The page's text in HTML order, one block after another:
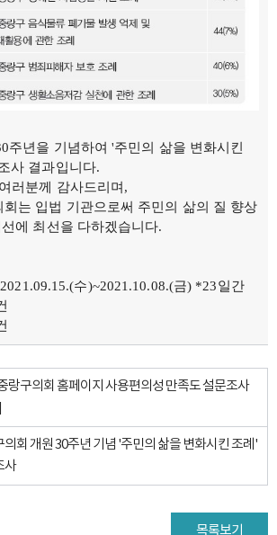
주년을 기념하여 '주민의 삶을 변화시킨
사 결과입니다.
러분께 감사드리며,
회는 입법 기관으로써 주민의 삶의 질 향상
에 최선을 다하겠습니다.
수)~2021.10.08.(금) *23일간
랑구의회 홈페이지 사용편의성 만족도 설문조사
의회 개원 30주년 기념 '주민의 삶을 변화시킨 조례'
사
목록보기